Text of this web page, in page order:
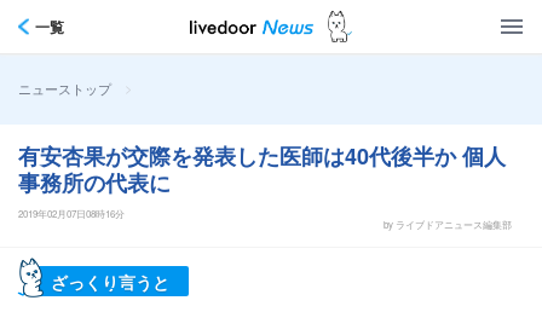
一覧
ニューストップ >
有安杏果が交際を発表した医師は40代後半か 個人
事務所の代表に
2019年02月07日08時16分
by ライブドアニュース編集部
ざっくり言うと